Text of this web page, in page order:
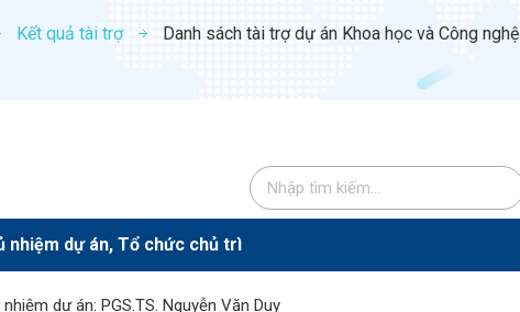
Kết quả tài trợ Danh sách tài trợ dự án Khoa học và Công nghệ​
nhiệm dự án, Tổ chức chủ trì
nhiệm dự án: PGS.TS. Nguyễn Văn Duy